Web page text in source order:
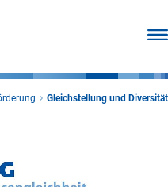
Gleichstellung und Diversität